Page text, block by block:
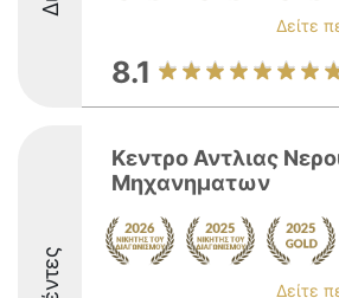
Δείτε
8.1
Κεντρο Αντλιας
Μηχανηματων
Δείτε